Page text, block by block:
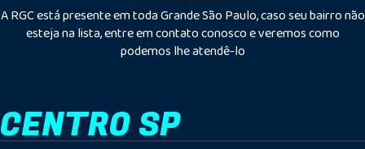
A RGC está presente em toda Grande São Paulo, caso seu bairro não
esteja na lista, entre em contato conosco e veremos como
podemos lhe atendê-lo
CENTRO SP